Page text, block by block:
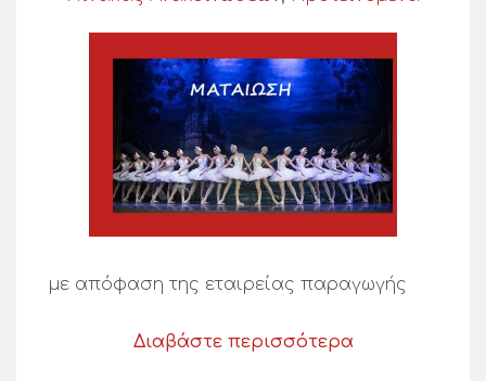
με απόφαση της εταιρείας παραγωγής
Διαβάστε περισσότερα